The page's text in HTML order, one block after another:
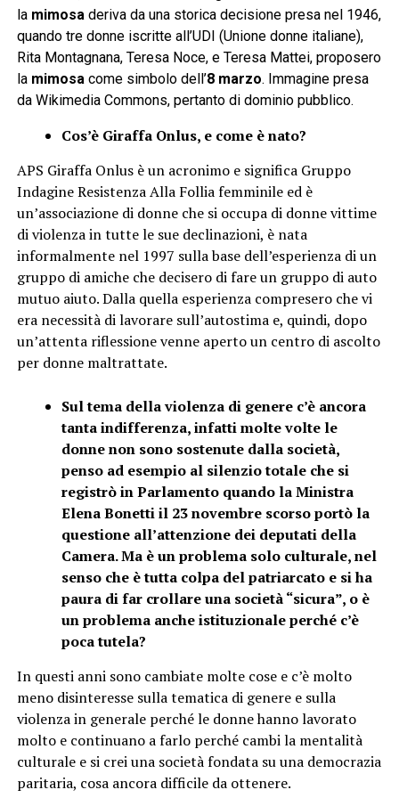
la mimosa deriva da una storica decisione presa nel 1946,
quando tre donne iscritte all’UDI (Unione donne italiane),
Rita Montagnana, Teresa Noce, e Teresa Mattei, proposero
la mimosa come simbolo dell’8 marzo. Immagine presa
da Wikimedia Commons, pertanto di dominio pubblico.
Cos’è Giraffa Onlus, e come è nato?
APS Giraffa Onlus è un acronimo e significa Gruppo
Indagine Resistenza Alla Follia femminile ed è
un’associazione di donne che si occupa di donne vittime
di violenza in tutte le sue declinazioni, è nata
informalmente nel 1997 sulla base dell’esperienza di un
gruppo di amiche che decisero di fare un gruppo di auto
mutuo aiuto. Dalla quella esperienza compresero che vi
era necessità di lavorare sull’autostima e, quindi, dopo
un’attenta riflessione venne aperto un centro di ascolto
per donne maltrattate.
Sul tema della violenza di genere c’è ancora
tanta indifferenza, infatti molte volte le
donne non sono sostenute dalla società,
penso ad esempio al silenzio totale che si
registrò in Parlamento quando la Ministra
Elena Bonetti il 23 novembre scorso portò la
questione all’attenzione dei deputati della
Camera. Ma è un problema solo culturale, nel
senso che è tutta colpa del patriarcato e si ha
paura di far crollare una società “sicura”, o è
un problema anche istituzionale perché c’è
poca tutela?
In questi anni sono cambiate molte cose e c’è molto
meno disinteresse sulla tematica di genere e sulla
violenza in generale perché le donne hanno lavorato
molto e continuano a farlo perché cambi la mentalità
culturale e si crei una società fondata su una democrazia
paritaria, cosa ancora difficile da ottenere.